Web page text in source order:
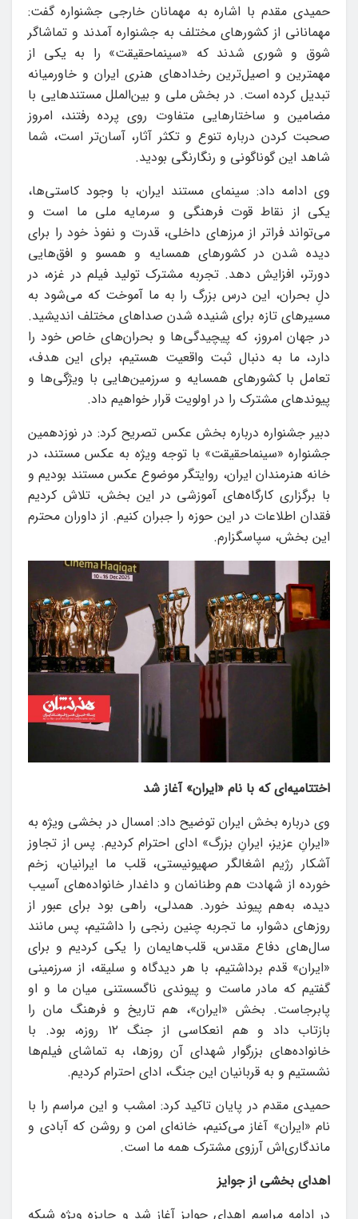
حمیدی مقدم با اشاره به مهمانان خارجی جشنواره گفت:
مهمانانی از کشورهای مختلف به جشنواره آمدند و تماشاگر
شوق و شوری شدند که «سینماحقیقت» را به یکی از
مهمترین و اصیل‌ترین رخدادهای هنری ایران و خاورمیانه
تبدیل کرده است. در بخش ملی و بین‌الملل مستندهایی با
مضامین و ساختارهایی متفاوت روی پرده رفتند، امروز
صحبت کردن درباره تنوع و تکثر آثار، آسان‌تر است، شما
شاهد این گوناگونی و رنگارنگی بودید.
وی ادامه داد: سینمای مستند ایران، با وجود کاستی‌ها،
یکی از نقاط قوت فرهنگی و سرمایه ملی ما است و
می‌تواند فراتر از مرزهای داخلی، قدرت و نفوذ خود را برای
دیده شدن در کشورهای همسایه و همسو و افق‌هایی
دورتر، افزایش دهد. تجربه مشترک تولید فیلم در غزه، در
دلِ بحران، این درس بزرگ را به ما آموخت که می‌شود به
مسیرهای تازه برای شنیده شدن صداهای مختلف اندیشید.
در جهان امروز، که پیچیدگی‌ها و بحران‌های خاص خود را
دارد، ما به دنبال ثبت واقعیت هستیم، برای این هدف،
تعامل با کشورهای همسایه و سرزمین‌هایی با ویژگی‌ها و
پیوندهای مشترک را در اولویت قرار خواهیم داد.
دبیر جشنواره درباره بخش عکس تصریح کرد: در نوزدهمین
جشنواره «سینماحقیقت» با توجه ویژه به عکس مستند، در
خانه هنرمندان ایران، روایتگر موضوع عکس مستند بودیم و
با برگزاری کارگاه‌های آموزشی در این بخش، تلاش کردیم
فقدان اطلاعات در این حوزه را جبران کنیم. از داوران محترم
این بخش، سپاسگزارم.
اختتامیه‌ای که با نام «ایران» آغاز شد
وی درباره بخش ایران توضیح داد: امسال در بخشی ویژه به
«ایرانِ عزیز، ایرانِ بزرگ» ادای احترام کردیم. پس از تجاوز
آشکار رژیم اشغالگر صهیونیستی، قلب ما ایرانیان، زخم
خورده از شهادت هم وطنانمان و داغدار خانواده‌های آسیب
دیده، به‌هم پیوند خورد. همدلی، راهی بود برای عبور از
روزهای دشوار، ما تجربه چنین رنجی را داشتیم، پس مانند
سال‌های دفاع مقدس، قلب‌هایمان را یکی کردیم و برای
«ایران» قدم برداشتیم، با هر دیدگاه و سلیقه، از سرزمینی
گفتیم که مادر ماست و پیوندی ناگسستنی میان ما و او
پابرجاست. بخش «ایران»، هم تاریخ و فرهنگ مان را
بازتاب داد و هم انعکاسی از جنگ ۱۲ روزه، بود. با
خانواده‌های بزرگوار شهدای آن روزها، به تماشای فیلم‌ها
نشستیم و به قربانیان این جنگ، ادای احترام کردیم.
حمیدی مقدم در پایان تاکید کرد: امشب و این مراسم را با
نام «ایران» آغاز می‌کنیم، خانه‌ای امن و روشن که آبادی و
ماندگاری‌اش آرزوی مشترک همه ما است.
اهدای بخشی از جوایز
در ادامه مراسم اهدای جوایز آغاز شد و جایزه ویژه شبکه